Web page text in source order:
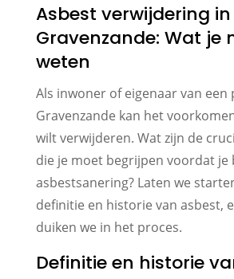
Asbest verwijdering in
Gravenzande: Wat je
weten
Als inwoner of eigenaar van een
Gravenzande kan het
wilt verwijderen. Wat zijn de
die je moet begrijpen voordat je
asbestsanering? Laten we
definitie en historie van asbest,
duiken we in het proces.
Definitie en historie